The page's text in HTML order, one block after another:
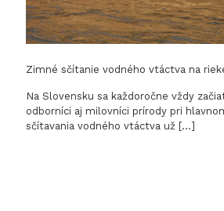
Zimné sčítanie vodného vtáctva na
Na Slovensku sa každoročne vždy
odborníci aj milovníci prírody pri
sčítavania vodného vtáctva už […]